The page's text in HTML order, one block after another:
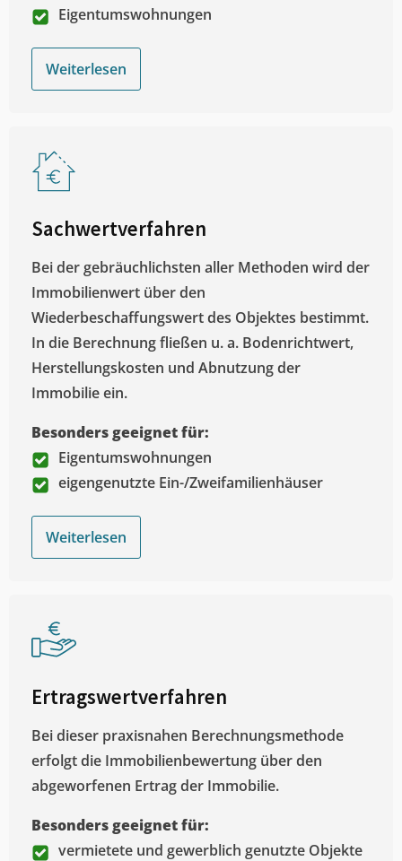
Eigentumswohnungen
Weiterlesen
Sachwertverfahren
Bei der gebräuchlichsten aller Methoden wird der
Immobilienwert über den
Wiederbeschaffungswert des Objektes bestimmt.
In die Berechnung fließen u. a. Bodenrichtwert,
Herstellungskosten und Abnutzung der
Immobilie ein.
Besonders geeignet für:
Eigentumswohnungen
eigengenutzte Ein-/Zweifamilienhäuser
Weiterlesen
Ertragswertverfahren
Bei dieser praxisnahen Berechnungsmethode
erfolgt die Immobilienbewertung über den
abgeworfenen Ertrag der Immobilie.
Besonders geeignet für:
vermietete und gewerblich genutzte Objekte